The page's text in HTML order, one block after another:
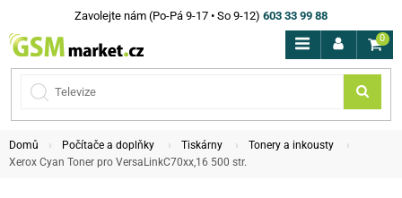
Zavolejte nám (Po-Pá 9-17 • So 9-12) 603 33 99 88
0
Domů Počítače a doplňky Tiskárny
Tonery a inkousty
Xerox Cyan Toner pro VersaLinkC70xx,16 500 str.